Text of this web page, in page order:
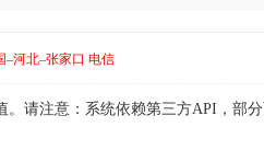
–河北–张家口 电信
请注意：系统依赖第三方API，部